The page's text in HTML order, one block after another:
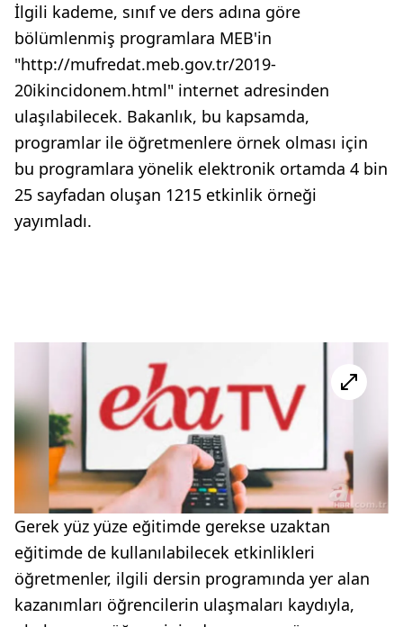
İlgili kademe, sınıf ve ders adına göre
bölümlenmiş programlara MEB'in
"http://mufredat.meb.gov.tr/2019-
20ikincidonem.html" internet adresinden
ulaşılabilecek. Bakanlık, bu kapsamda,
programlar ile öğretmenlere örnek olması için
bu programlara yönelik elektronik ortamda 4 bin
25 sayfadan oluşan 1215 etkinlik örneği
yayımladı.
Gerek yüz yüze eğitimde gerekse uzaktan
eğitimde de kullanılabilecek etkinlikleri
öğretmenler, ilgili dersin programında yer alan
kazanımları öğrencilerin ulaşmaları kaydıyla,